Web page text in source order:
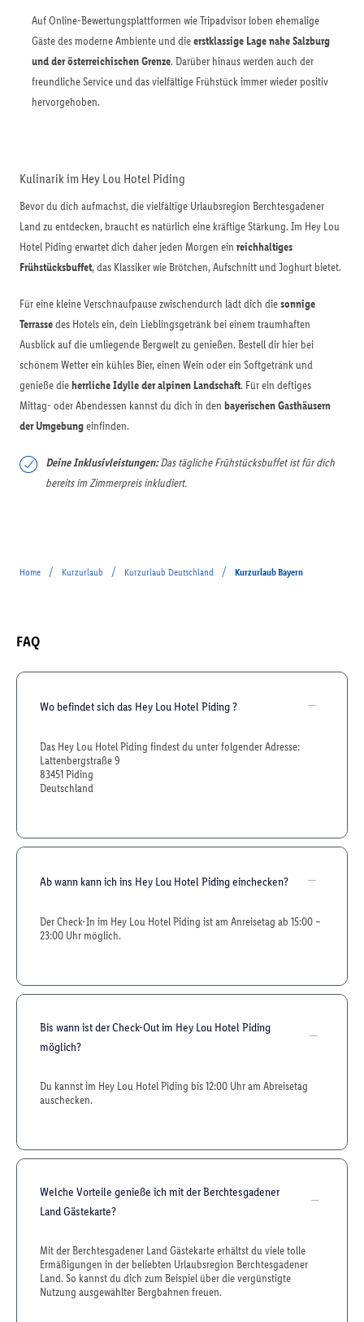
Auf Online-Bewertungsplattformen wie Tripadvisor loben ehemalige
Gäste des moderne Ambiente und dieerstklassige Lage nahe Salzburg
und der österreichischen Grenze. Darüber hinaus werden auch der
freundliche Service und das vielfältige Frühstück immer wieder positiv
hervorgehoben.
Kulinarik im Hey Lou Hotel Piding
Bevor du dich aufmachst, die vielfältige Urlaubsregion Berchtesgadener
Land zu entdecken, braucht es natürlich eine kräftige Stärkung. Im Hey Lou
Hotel Piding erwartet dich daher jeden Morgen ein reichhaltiges
Frühstücksbuffet, das Klassiker wie Brötchen, Aufschnitt und Joghurt bietet.
Für eine kleine Verschnaufpause zwischendurch lädt dich diesonnige
Terrassedes Hotels ein, dein Lieblingsgetränk bei einem traumhaften
Ausblick auf die umliegende Bergwelt zu genießen. Bestell dir hier bei
schönem Wetter ein kühles Bier, einen Wein oder ein Softgetränk und
genieße dieherrliche Idylle der alpinen Landschaft. Für ein deftiges
Mittag- oder Abendessen kannst du dich in den bayerischen Gasthäusern
der Umgebungeinfinden.
Deine Inklusivleistungen:Das tägliche Frühstücksbuffet ist für dich
bereits im Zimmerpreis inkludiert.
Home / Kurzurlaub / Kurzurlaub Deutschland / Kurzurlaub Bayern
FAQ
Wo befindet sich das Hey Lou Hotel Piding ?
Das Hey Lou Hotel Piding findest du unter folgender Adresse:
Lattenbergstraße 9
83451 Piding
Deutschland
Ab wann kann ich ins Hey Lou Hotel Piding einchecken?
Der Check-In im Hey Lou Hotel Piding ist am Anreisetag ab 15:00 –
23:00 Uhr möglich.
Bis wann ist der Check-Out im Hey Lou Hotel Piding
möglich?
Du kannst im Hey Lou Hotel Piding bis 12:00 Uhr am Abreisetag
auschecken.
Welche Vorteile genieße ich mit der Berchtesgadener
Land Gästekarte?
Mit der Berchtesgadener Land Gästekarte erhältst du viele tolle
Ermäßigungen in der beliebten Urlaubsregion Berchtesgadener
Land. So kannst du dich zum Beispiel über die vergünstigte
Nutzung ausgewählter Bergbahnen freuen.